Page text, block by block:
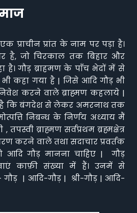
प्राचीन प्रांत के नाम पर पड़ा है।
है, जो चिरकाल तक बिहार और
है। गौड़ ब्राहमण के पाँच भेदों में से
कहा गया है | जिसे आदि गौड़ भी
करने वाले ब्राह्मण कहलाये |
है कि बंगदेश से लेकर अमरनाथ तक
निबन्ध के निर्णय अध्याय मैं
ब्राह्मण सर्वप्रथम ब्रह्मक्षेत्र
करने वाले तथा सदाचार प्रवर्तक
आदि गौड़ मानना चाहिए | गौड़
काफ़ी संख्या में हैं। उनमें से
गौड़ | आदि-गौड़ | श्री-गौड़ | आदि-